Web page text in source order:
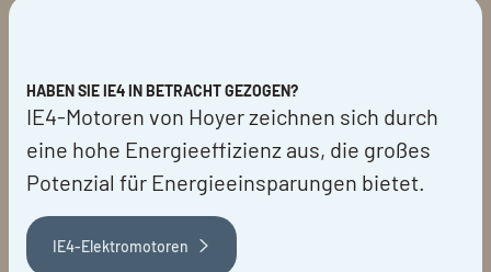
HABEN SIE IE4 IN BETRACHT GEZOGEN?
IE4-Motoren von Hoyer zeichnen sich durch
eine hohe Energieeffizienz aus, die großes
Potenzial für Energieeinsparungen bietet.
IE4-Elektromotoren